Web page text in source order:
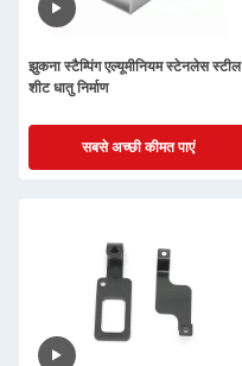
झुकना स्टैम्पिंग एल्यूमीनियम स्टेनलेस स्टील
शीट धातु निर्माण
सबसे अच्छी कीमत पाएं